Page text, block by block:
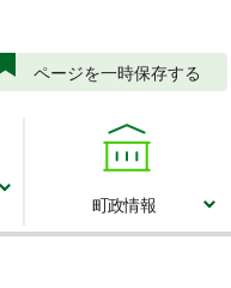
ページを一時保存する
町政情報